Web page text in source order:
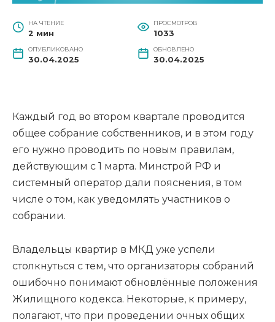
НА ЧТЕНИЕ
2 мин
ПРОСМОТРОВ
1033
ОПУБЛИКОВАНО
30.04.2025
ОБНОВЛЕНО
30.04.2025
Каждый год во втором квартале проводится
общее собрание собственников, и в этом году
его нужно проводить по новым правилам,
действующим с 1 марта. Минстрой РФ и
системный оператор дали пояснения, в том
числе о том, как уведомлять участников о
собрании.
Владельцы квартир в МКД уже успели
столкнуться с тем, что организаторы собраний
ошибочно понимают обновлённые положения
Жилищного кодекса. Некоторые, к примеру,
полагают, что при проведении очных общих